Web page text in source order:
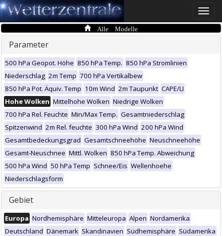
Toggle
Alle Modelle
Parameter
500 hPa Geopot. Höhe 850 hPa Temp. 850 hPa Stromlinien
Niederschlag 2m Temp 700 hPa Vertikalbew
850 hPa Pot. Äquiv. Temp 10m Wind 2m Taupunkt CAPE/LI
Hohe Wolken Mittelhohe Wolken Niedrige Wolken
700 hPa Rel. Feuchte Min/Max Temp. Gesamtniederschlag
Spitzenwind 2m Rel. feuchte 300 hPa Wind 200 hPa Wind
Gesamtbedeckungsgrad Gesamtschneehöhe Neuschneehöhe
Gesamt-Neuschnee Mittl. Wolken 850 hPa Temp. Abweichung
500 hPa Wind 50 hPa Temp Schnee/Eis Wellenhoehe
Niederschlagsform
Gebiet
Europa Nordhemisphäre Mitteleuropa Alpen Nordamerika
Deutschland Dänemark Skandinavien Südhemisphäre Südamerika